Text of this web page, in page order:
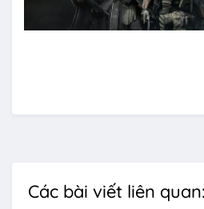
Các bài viết liên quan: